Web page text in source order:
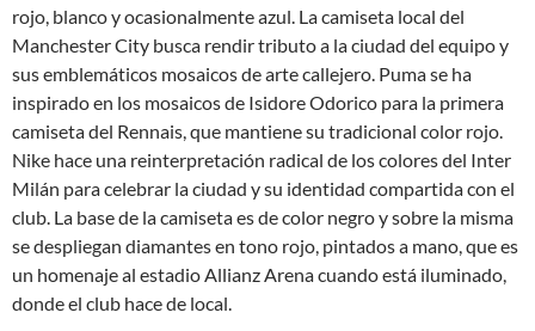
rojo, blanco y ocasionalmente azul. La camiseta local del
Manchester City busca rendir tributo a la ciudad del equipo y
sus emblemáticos mosaicos de arte callejero. Puma se ha
inspirado en los mosaicos de Isidore Odorico para la primera
camiseta del Rennais, que mantiene su tradicional color rojo.
Nike hace una reinterpretación radical de los colores del Inter
Milán para celebrar la ciudad y su identidad compartida con el
club. La base de la camiseta es de color negro y sobre la misma
se despliegan diamantes en tono rojo, pintados a mano, que es
un homenaje al estadio Allianz Arena cuando está iluminado,
donde el club hace de local.